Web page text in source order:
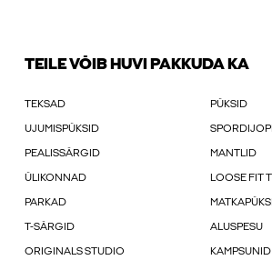
TEILE VÕIB HUVI PAKKUDA KA
TEKSAD PÜKSID
UJUMISPÜKSID
PEALISSÄRGID MANTLID
ÜLIKONNAD LOOSE FIT
PARKAD
T-SÄRGID ALUSPESU
ORIGINALS STUDIO KAMPSUNID